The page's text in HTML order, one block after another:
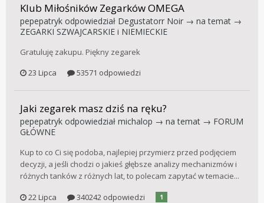
Klub Miłośników Zegarków OMEGA
pepepatryk odpowiedział Degustatorr Noir → na temat →
ZEGARKI SZWAJCARSKIE i NIEMIECKIE
Gratuluję zakupu. Piękny zegarek
23 Lipca
53571 odpowiedzi
Jaki zegarek masz dziś na ręku?
pepepatryk odpowiedział michalop → na temat → FORUM
GŁÓWNE
Kup to co Ci się podoba, najlepiej przymierz przed podjęciem
decyzji, a jeśli chodzi o jakieś głębsze analizy mechanizmów i
różnych tanków z różnych lat, to polecam zapytać w temacie...
22 Lipca
340242 odpowiedzi 1